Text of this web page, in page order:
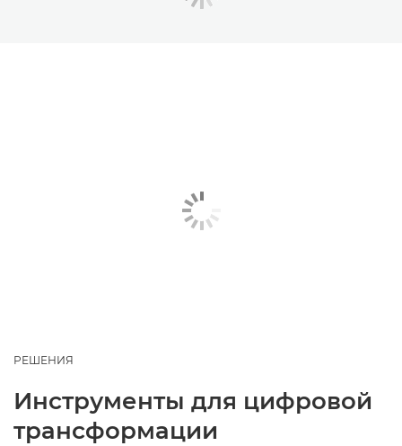
РЕШЕНИЯ
Инструменты для цифровой
трансформации